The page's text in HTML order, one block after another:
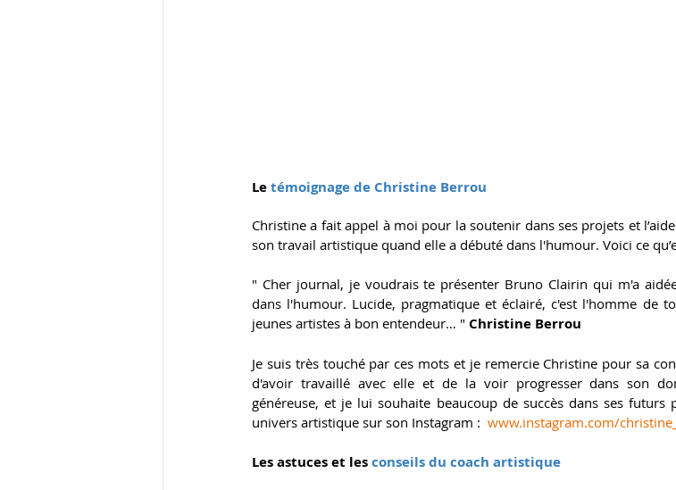
Le témoignage de Christine Berrou
Christine a fait appel à moi pour la soutenir dans ses projets et
son travail artistique quand elle a débuté dans l'humour. Voici ce
" Cher journal, je voudrais te présenter Bruno Clairin qui m'a
dans l'humour. Lucide, pragmatique et éclairé, c'est l'homme de
jeunes artistes à bon entendeur… " Christine Berrou
Je suis très touché par ces mots et je remercie Christine pour sa
d'avoir travaillé avec elle et de la voir progresser dans son
généreuse, et je lui souhaite beaucoup de succès dans ses
univers artistique sur son Instagram : www.instagram.com/
Les astuces et les conseils du coach artistique